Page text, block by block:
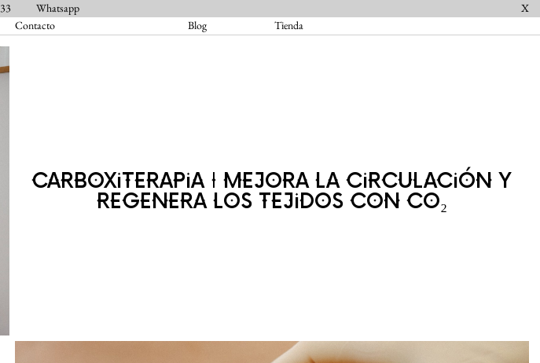
Whatsapp
X
Contacto Blog Tienda
CARBOXITERAPIA | MEJORA LA CIRCULACIÓN Y
REGENERA LOS TEJIDOS CON CO₂